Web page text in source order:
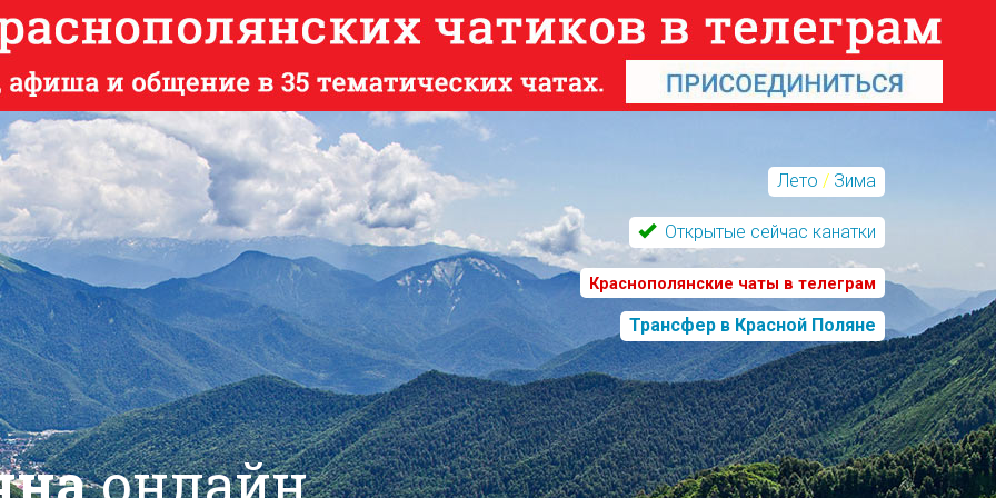
Лето / Зима
Открытые сейчас канатки
Краснополянские чаты в телеграм
Трансфер в Красной Поляне